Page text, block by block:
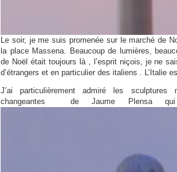
Le soir, je me suis promenée sur le marché de
la place Massena. Beaucoup de lumières,
de Noël était toujours là , l’esprit niçois, je ne
d’étrangers et en particulier des italiens . L’Italie
J’ai particulièrement admiré les sculptures
changeantes de Jaume Plensa